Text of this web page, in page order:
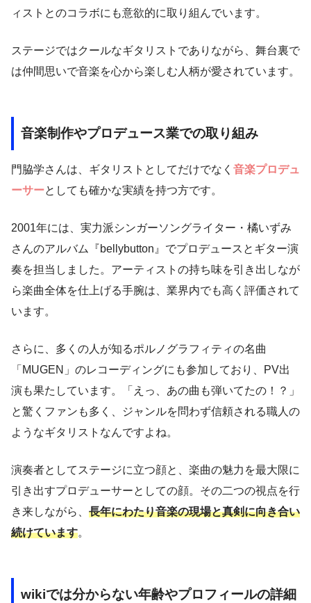
ィストとのコラボにも意欲的に取り組んでいます。
ステージではクールなギタリストでありながら、舞台裏で
は仲間思いで音楽を心から楽しむ人柄が愛されています。
音楽制作やプロデュース業での取り組み
門脇学さんは、ギタリストとしてだけでなく 音楽プロデュ
ーサーとしても確かな実績を持つ方です。
2001年には、実力派シンガーソングライター・橘いずみ
さんのアルバム『bellybutton』でプロデュースとギター演
奏を担当しました。アーティストの持ち味を引き出しなが
ら楽曲全体を仕上げる手腕は、業界内でも高く評価されて
います。
さらに、多くの人が知るポルノグラフィティの名曲
「MUGEN」のレコーディングにも参加しており、PV出
演も果たしています。「えっ、あの曲も弾いてたの！？」
と驚くファンも多く、ジャンルを問わず信頼される職人の
ようなギタリストなんですよね。
演奏者としてステージに立つ顔と、楽曲の魅力を最大限に
引き出すプロデューサーとしての顔。その二つの視点を行
き来しながら、 長年にわたり音楽の現場と真剣に向き合い
続けています。
wikiでは分からない年齢やプロフィールの詳細